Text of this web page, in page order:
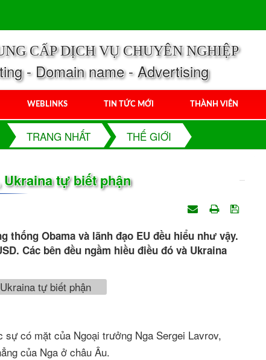
CẤP DỊCH VỤ CHUYÊN NGHIỆP
- Domain name - Advertising
WEBLINKS TIN TỨC MỚI THÀNH VIÊN
TRANG NHẤT THẾ GIỚI
tự biết phận
Obama và lãnh đạo EU đều hiểu như vậy.
Các bên đều ngầm hiều điều đó và Ukraina
có mặt của Ngoại trưởng Nga Sergei Lavrov,
của Nga ở châu Âu.